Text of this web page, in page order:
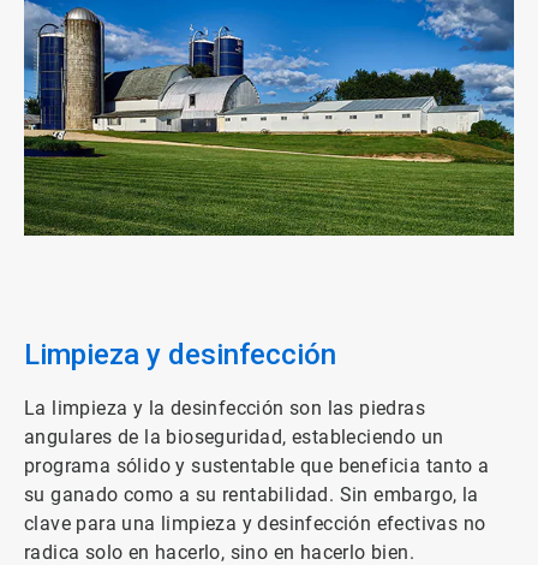
Limpieza y desinfección
La limpieza y la desinfección son las piedras
angulares de la bioseguridad, estableciendo un
programa sólido y sustentable que beneficia tanto a
su ganado como a su rentabilidad. Sin embargo, la
clave para una limpieza y desinfección efectivas no
radica solo en hacerlo, sino en hacerlo bien.